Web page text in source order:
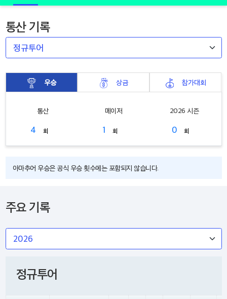
통산 기록
우승 상금 참가대회
통산
4 회
메이저
1 회
2026 시즌
0 회
아마추어 우승은 공식 우승 횟수에는 포함되지 않습니다.
주요 기록
정규투어